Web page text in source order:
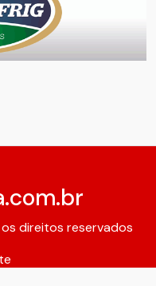
direitos reservados